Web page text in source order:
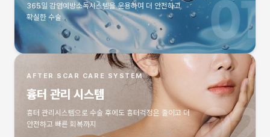
365일 감염예방소독시스템을 운용하여 더 안전하고
확실한 수술
AFTER SCAR CARE SYSTEM
흉터 관리 시스템
흉터 관리시스템으로 수술 후에도 흉터걱정은 줄이고 더
안전하고 빠른 회복까지